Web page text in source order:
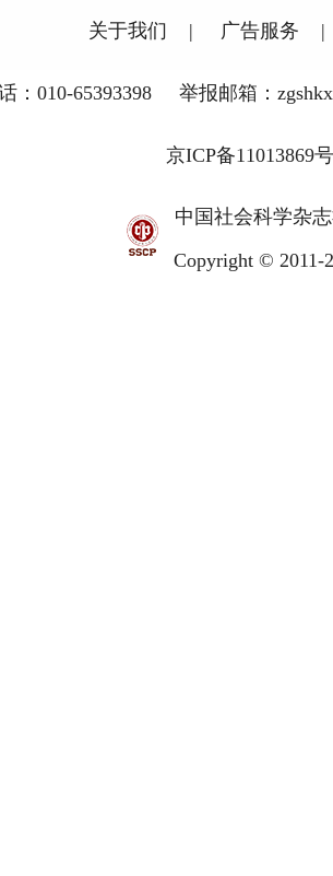
关于我们 | 广告服务 |
：010-65393398 举报邮箱：
京ICP备11013869
中国社会科学杂
Copyright © 2011-